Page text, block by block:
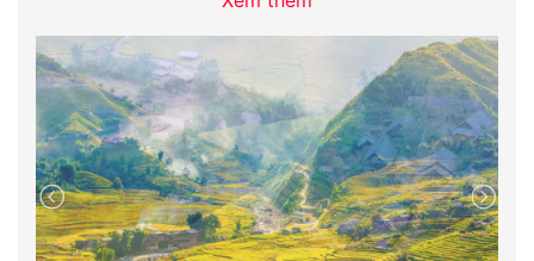
thờ đá Sapa. Mua sắm đồ lưu niệm tại Chợ địa phương
với hàng ngàn các sản phẩm được đồng bào dân tộc
làm thủ công.
Đến giờ đoàn ăn tối tại nhà hàng, về khách sạn nhận
phòng nghỉ ngơi hoặc tự do khám phá thị trấn nhộn
nhịp về đêm, tự do thưởng thức các đặc sản của Sapa